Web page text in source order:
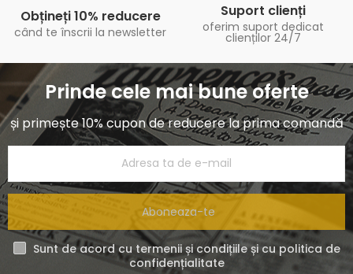
Obțineți 10% reducere
când te înscrii la newsletter
Suport clienți
oferim suport dedicat
clienților 24/7
Prinde cele mai bune oferte
și primește 10% cupon de reducere la prima comandă
Aboneaza-te
Sunt de acord cu termenii și condițiile și cu politica de
confidențialitate